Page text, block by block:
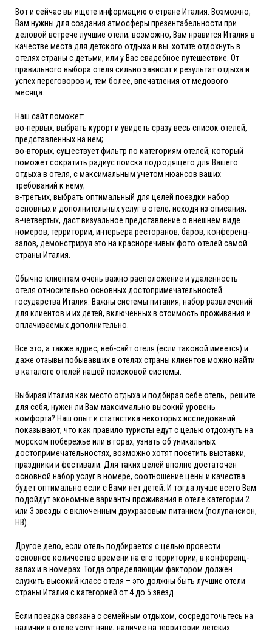
Вот и сейчас вы ищете информацию о стране Италия. Возможно,
Вам нужны для создания атмосферы презентабельности при
деловой встрече лучшие отели; возможно, Вам нравится Италия в
качестве места для детского отдыха и вы хотите отдохнуть в
отелях страны с детьми, или у Вас свадебное путешествие. От
правильного выбора отеля сильно зависит и результат отдыха и
успех переговоров и, тем более, впечатления от медового
месяца.
Наш сайт поможет:
во-первых, выбрать курорт и увидеть сразу весь список отелей,
представленных на нем;
во-вторых, существует фильтр по категориям отелей, который
поможет сократить радиус поиска подходящего для Вашего
отдыха в отеля, с максимальным учетом нюансов ваших
требований к нему;
в-третьих, выбрать оптимальный для целей поездки набор
основных и дополнительных услуг в отеле, исходя из описания;
в-четвертых, даст визуальное представление о внешнем виде
номеров, территории, интерьера ресторанов, баров, конференц-
залов, демонстрируя это на красноречивых фото отелей самой
страны Италия.
Обычно клиентам очень важно расположение и удаленность
отеля относительно основных достопримечательностей
государства Италия. Важны системы питания, набор развлечений
для клиентов и их детей, включенных в стоимость проживания и
оплачиваемых дополнительно.
Все это, а также адрес, веб-сайт отеля (если таковой имеется) и
даже отзывы побывавших в отелях страны клиентов можно найти
в каталоге отелей нашей поисковой системы.
Выбирая Италия как место отдыха и подбирая себе отель, решите
для себя, нужен ли Вам максимально высокий уровень
комфорта? Наш опыт и статистика некоторых исследований
показывают, что как правило туристы едут с целью отдохнуть на
морском побережье или в горах, узнать об уникальных
достопримечательностях, возможно хотят посетить выставки,
праздники и фестивали. Для таких целей вполне достаточен
основной набор услуг в номере, соотношение цены и качества
будет оптимально если с Вами нет детей. И тогда лучше всего Вам
подойдут экономные варианты проживания в отеле категории 2
или 3 звезды с включенным двухразовым питанием (полупансион,
HB).
Другое дело, если отель подбирается с целью провести
основное количество времени на его территории, в конференц-
залах и в номерах. Тогда определяющим фактором должен
служить высокий класс отеля – это должны быть лучшие отели
страны Италия с категорией от 4 до 5 звезд.
Если поездка связана с семейным отдыхом, сосредоточьтесь на
наличии в отеле услуг няни, наличие на территории детских